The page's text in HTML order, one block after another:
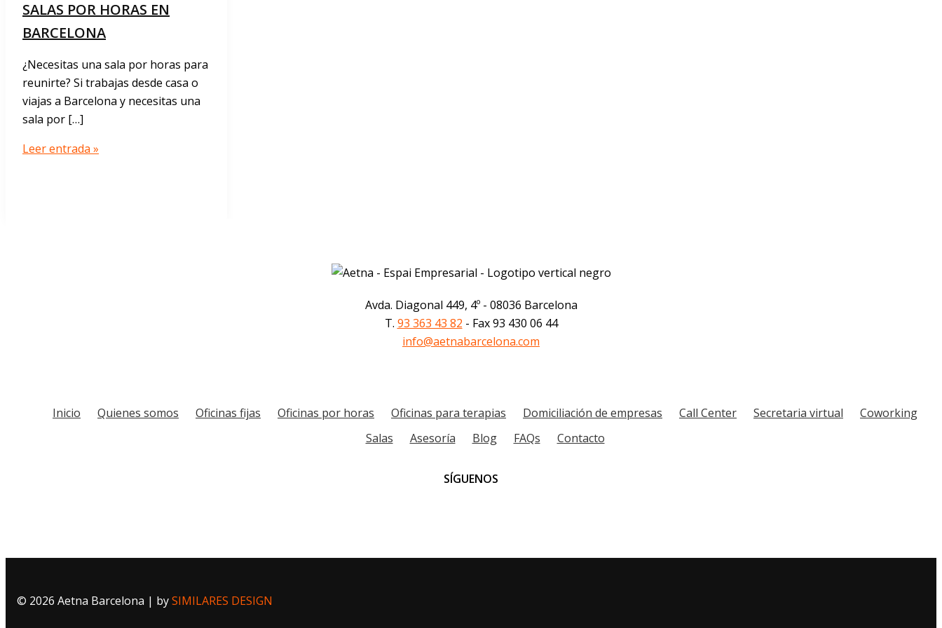
SALAS POR HORAS EN
BARCELONA
¿Necesitas una sala por horas para
reunirte? Si trabajas desde casa o
viajas a Barcelona y necesitas una
sala por […]
SALAS
Leer entrada »
Avda. Diagonal 449, 4º - 08036 Barcelona
T. 93 363 43 82 - Fax 93 430 06 44
info@aetnabarcelona.com
Inicio Quienes somos Oficinas fijas Oficinas por horas Oficinas para terapias Domiciliación de empresas Call Center Secretaria virtual
Coworking
Salas
Asesoría Blog FAQs Contacto
SÍGUENOS
© 2026 Aetna Barcelona | bySIMILARES DESIGN